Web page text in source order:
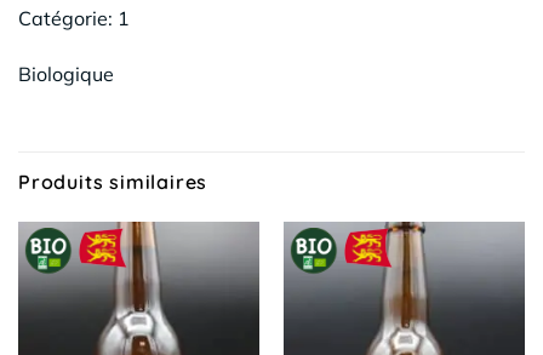
Catégorie: 1
Biologique
Produits similaires